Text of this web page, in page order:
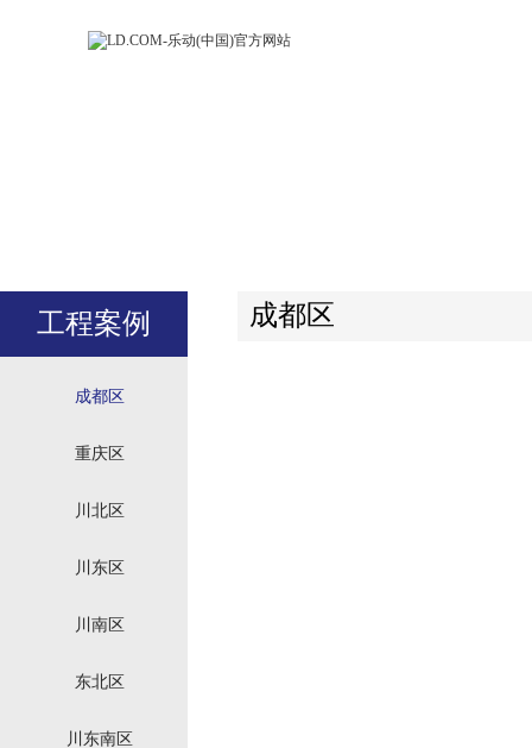
工程案例
成都区
重庆区
川北区
川东区
川南区
东北区
川东南区
成都区